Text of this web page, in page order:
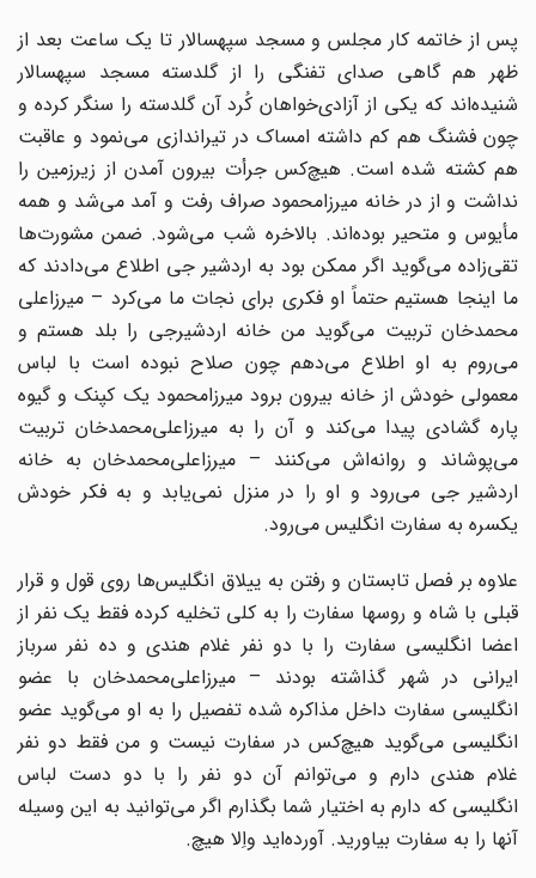
پس از خاتمه کار مجلس و مسجد سپهسالار تا یک ساعت بعد از
ظهر هم گاهی صدای تفنگی را از ‌گلدسته مسجد سپهسالار
شنیده‌اند که یکی از آزادی‌خواهان کُرد آن گلدسته را سنگر کرده و
چون فشنگ ‌هم کم داشته امساک در تیراندازی می‌نمود و عاقبت
هم کشته شده است.‌ هیچ‌کس جرأت بیرون آمدن از زیرزمین را
نداشت و از در خانه میرزامحمود صراف رفت و آمد می‌شد و ‌همه
مأیوس و متحیر بوده‌اند. بالاخره شب می‌شود. ضمن مشورت‌ها
تقی‌زاده می‌گوید اگر ممکن بود به ‌اردشیر جی اطلاع می‌دادند که
ما اینجا هستیم حتماً او فکری برای نجات ما می‌کرد – میرزاعلی
محمدخان ‌تربیت می‌گوید من خانه اردشیرجی را بلد هستم و
می‌روم به او اطلاع می‌دهم چون صلاح نبوده است با ‌لباس
معمولی خودش از خانه بیرون برود میرزامحمود یک کپنک و گیوه
پاره گشادی پیدا می‌کند و آن را ‌به میرزاعلی‌محمد‌خان تربیت
می‌پوشاند و روانه‌اش می‌کنند – میرزاعلی‌محمدخان به خانه
اردشیر جی ‌می‌رود و او را در منزل نمی‌یابد و به فکر خودش
یکسره به سفارت انگلیس می‌رود.‌
علاوه بر فصل تابستان و رفتن به ییلاق انگلیس‌ها روی قول و قرار
قبلی با شاه و روسها سفارت را به کلی ‌تخلیه کرده فقط یک نفر از
اعضا انگلیسی سفارت را با دو نفر غلام هندی و ده نفر سرباز
ایرانی در شهر ‌گذاشته بودند – میرزاعلی‌محمدخان با عضو
انگلیسی سفارت داخل مذاکره شده تفصیل را به او می‌گوید ‌عضو
انگلیسی می‌گوید هیچ‌کس در سفارت نیست و من فقط دو نفر
غلام هندی دارم و می‌توانم آن دو ‌نفر را با دو دست لباس
انگلیسی که دارم به اختیار شما بگذارم اگر می‌توانید به این وسیله
آنها را به ‌سفارت بیاورید. آورده‌اید واِلا هیچ.‌